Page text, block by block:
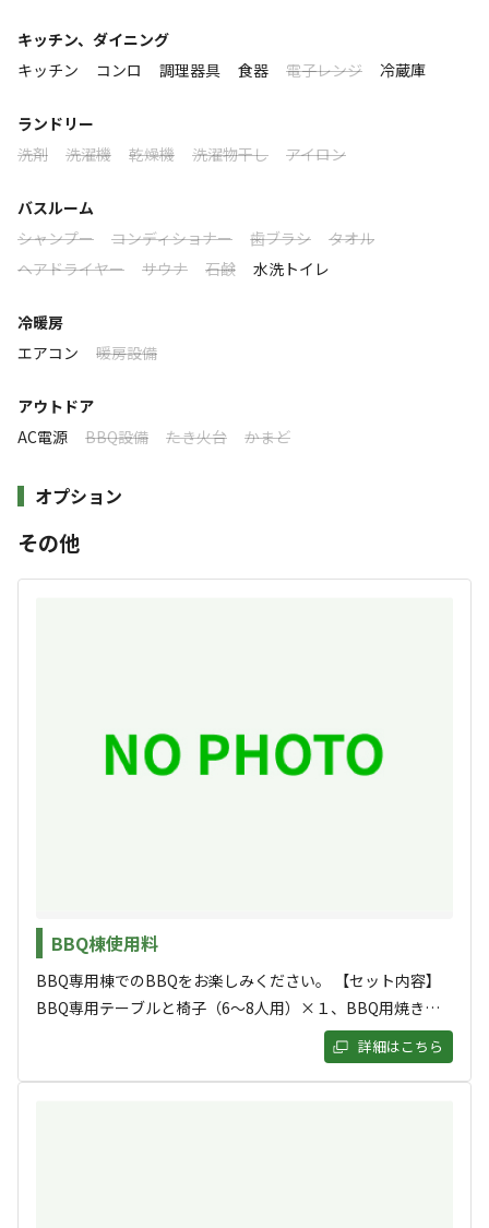
キッチン、ダイニング
キッチン
コンロ 調理器具 食器 電子レンジ 冷蔵庫
ランドリー
洗剤
洗濯機 乾燥機 洗濯物干し アイロン
バスルーム
シャンプー
コンディショナー 歯ブラシ
タオル
ヘアドライヤー
サウナ 石鹸 水洗トイレ
冷暖房
エアコン
暖房設備
アウトドア
AC電源
BBQ設備 たき火台 かまど
オプション
その他
BBQ棟使用料
BBQ専用棟でのBBQをお楽しみください。 【セット内容】
BBQ専用テーブルと椅子（6～8人用）×１、BBQ用焼き網
×１、トング×１、火ばさみ×１、うちわ×１
詳細はこちら
いただけます☆
高台 公園 川
まったり
10%
#アスレチック・遊具
#カップルにおすすめ
利用タイプ
宿泊 日帰り
チェックアウト
利用人数